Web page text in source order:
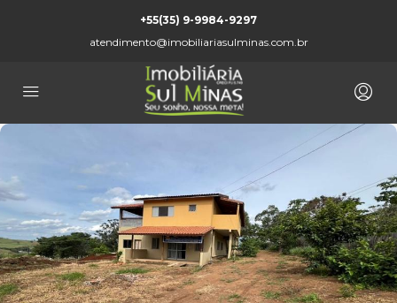
+55(35) 9-9984-9297
atendimento@imobiliariasulminas.com.br